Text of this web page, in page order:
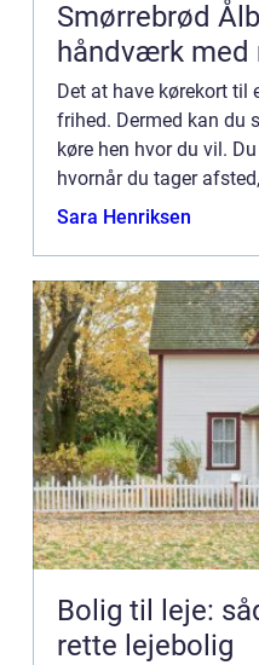
Smørrebrød Ålborg
håndværk med
Det at have kørekort til
frihed. Dermed kan du
køre hen hvor du vil.
hvornår du tager
retur igen, da du ikke
Sara Henriksen
Bolig til leje:
rette lejebolig